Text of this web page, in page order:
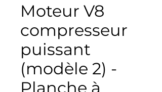
Moteur V8
compresseur
puissant
(modèle 2) -
Planche à